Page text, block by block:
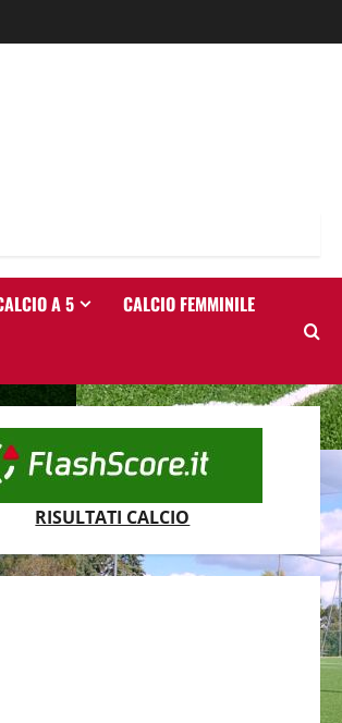
A 5 CALCIO FEMMINILE
RISULTATI CALCIO